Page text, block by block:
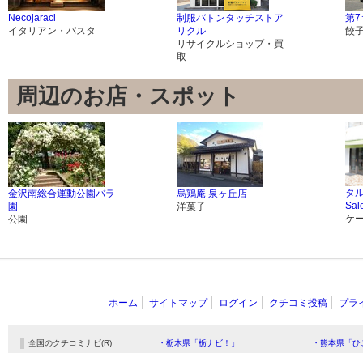
Necojaraci
イタリアン・パスタ
制服バトンタッチストア
リクル
リサイクルショップ・買
取
第7
餃
周辺のお店・スポット
金沢南総合運動公園バラ
園
公園
烏鶏庵 泉ヶ丘店
洋菓子
タ
ケ
ホーム サイトマップ ログイン クチコミ投稿 プラ
全国のクチコミナビ(R) ・栃木県「栃ナビ！」
・熊本県「